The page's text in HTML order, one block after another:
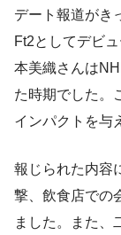
デート報道がき
Ft2としてデビ
本美織さんは
た時期でした。
インパクトを与
報じられた内容
撃、飲食店での
ました。また、